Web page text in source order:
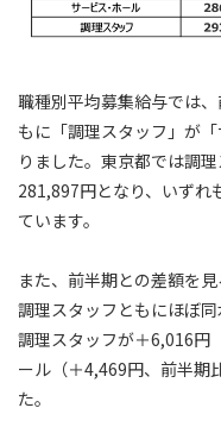
職種別平均募集給与では
もに「調理スタッフ」が
りました。東京都では調
281,897円となり、いずれ
ています。
また、前半期との差額を
調理スタッフともにほぼ
調理スタッフが＋6,016円
ール（＋4,469円、前半期
た。